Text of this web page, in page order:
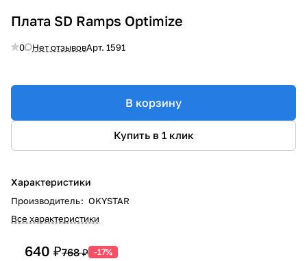
Плата SD Ramps Optimize
0 Нет отзывовАрт. 1591
В корзину
Купить в 1 клик
Характеристики
Производитель: OKYSTAR
Все характеристики
640 ₽768 ₽ -17%